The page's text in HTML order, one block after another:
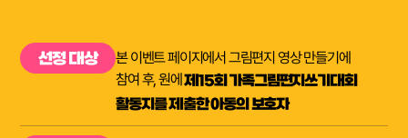
선정 대상
본 이벤트 페이지에서 그림편지 영상 만들기에
참여 후, 원에제15회 가족그림편지쓰기대회
활동지를 제출한 아동의 보호자